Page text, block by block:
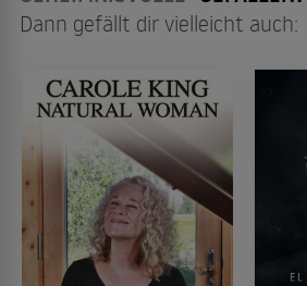
Dann gefällt dir vielleicht auch: